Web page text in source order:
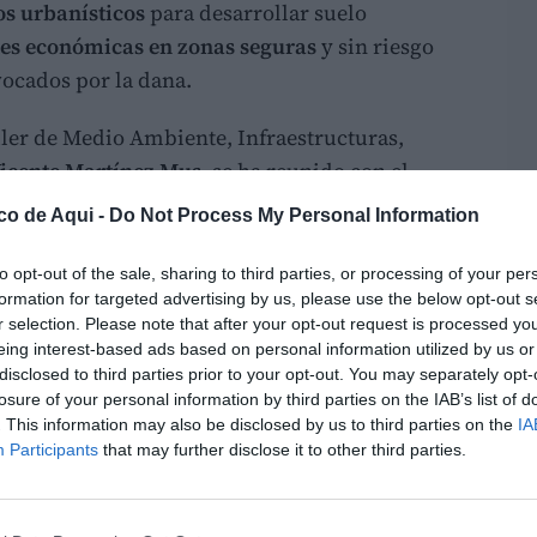
de Aqui - Do Not Process My Personal Information
opt-out of the sale, sharing to third parties, or processing of your
for targeted advertising by us, please use the below opt-out
selection. Please note that after your opt-out request is processed
interest-based ads based on personal information utilized by us
to third parties prior to your opt-out. You may separately
of your personal information by third parties on the IAB’s list of
This information may also be disclosed by us to third parties on the
Participants that may further disclose it to other third parties.
urbanísticos para desarrollar suelo
económicas en zonas segurasy sin riesgo
por la dana.
de Medio Ambiente, Infraestructuras,
Martínez Mus, se ha reunido con el
Raga; la concejala de Planificación
Planes Especiales Urbanísticos de
contempla dos ámbitos de
PEUR El Penyot, con el objetivo de
y favorecer la reubicación de
afectadas por las inundaciones.
afectados por la